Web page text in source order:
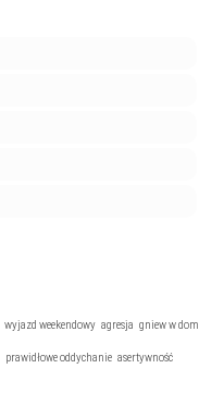
wyjazd weekendowy agresja gniew w dom
prawidłowe oddychanie asertywność